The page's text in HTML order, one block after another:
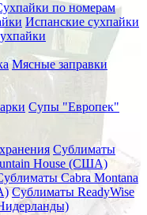
по номерам
Испанские сухпайки
Мясные заправки
Супы "Европек"
Сублиматы
House (США)
Cabra Montana
Сублиматы ReadyWise